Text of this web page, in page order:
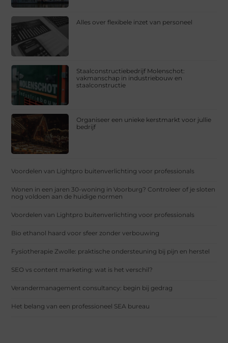
Alles over flexibele inzet van personeel
Staalconstructiebedrijf Molenschot:
vakmanschap in industriebouw en
staalconstructie
Organiseer een unieke kerstmarkt voor jullie
bedrijf
Voordelen van Lightpro buitenverlichting voor professionals
Wonen in een jaren 30-woning in Voorburg? Controleer of je sloten
nog voldoen aan de huidige normen
Voordelen van Lightpro buitenverlichting voor professionals
Bio ethanol haard voor sfeer zonder verbouwing
Fysiotherapie Zwolle: praktische ondersteuning bij pijn en herstel
SEO vs content marketing: wat is het verschil?
Verandermanagement consultancy: begin bij gedrag
Het belang van een professioneel SEA bureau